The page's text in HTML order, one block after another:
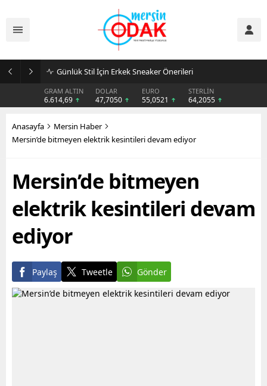
Günlük Stil İçin Erkek Sneaker Önerileri
GRAM ALTIN
6.614,69
DOLAR
47,7050
EURO
55,0521
STERLİN
64,2055
Anasayfa
Mersin Haber
Mersin’de bitmeyen elektrik kesintileri devam ediyor
Mersin’de bitmeyen
elektrik kesintileri devam
ediyor
Paylaş Tweetle Gönder